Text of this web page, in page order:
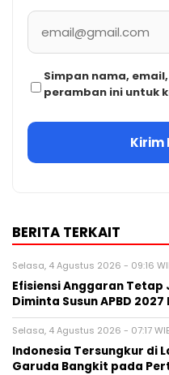
Simpan nama,
peramban ini untuk
BERITA TERKAIT
Selasa, 4 Agustus 2026 - 09:16
Efisiensi Anggaran Tetap
Diminta Susun APBD
Selasa, 4 Agustus 2026 - 07:17
Indonesia Tersungkur di
Garuda Bangkit pada